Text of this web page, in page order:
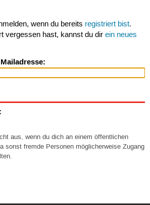
wenn du bereits registriert bist.
vergessen hast, kannst du dir ein neues
aus, wenn du dich an einem öffentlichen
sonst fremde Personen möglicherweise Zugang